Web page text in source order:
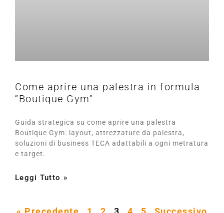
Come aprire una palestra in formula
“Boutique Gym”
Guida strategica su come aprire una palestra
Boutique Gym: layout, attrezzature da palestra,
soluzioni di business TECA adattabili a ogni metratura
e target.
Leggi Tutto »